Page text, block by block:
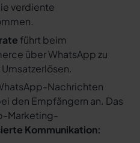
verdiente
führt beim
über WhatsApp zu
Nachrichten
den Empfängern an. Das
Marketing-
Kommunikation: